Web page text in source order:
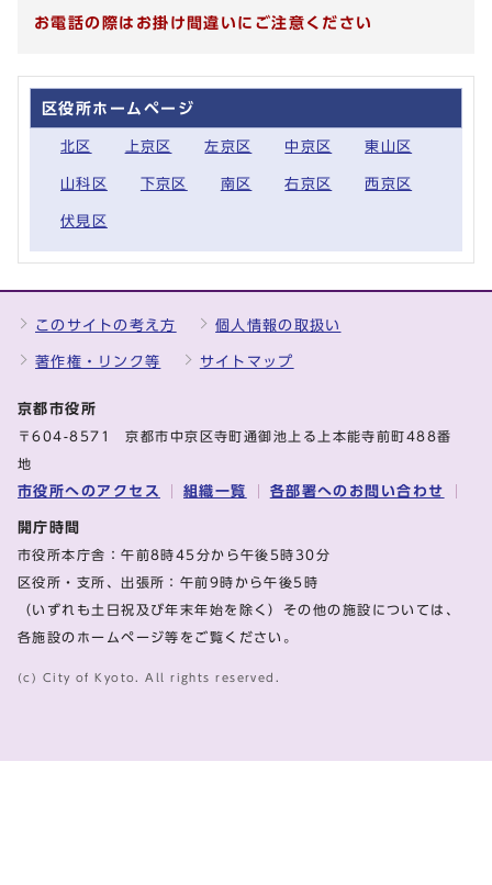
お電話の際はお掛け間違いにご注意ください
区役所ホームページ
北区 上京区 左京区 中京区 東山区
山科区 下京区 南区 右京区 西京区
伏見区
このサイトの考え方 個人情報の取扱い
著作権・リンク等 サイトマップ
京都市役所
〒604-8571 京都市中京区寺町通御池上る上本能寺前町488番
地
市役所へのアクセス 組織一覧 各部署へのお問い合わせ
開庁時間
市役所本庁舎：午前8時45分から午後5時30分
区役所・支所、出張所：午前9時から午後5時
（いずれも土日祝及び年末年始を除く）その他の施設については、
各施設のホームページ等をご覧ください。
(c) City of Kyoto. All rights reserved.